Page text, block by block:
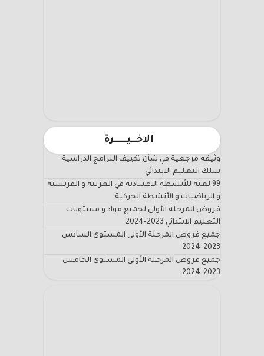
الاخـــيـــــــرة
وثيقة مرجعية في شأن تكييف البرامج الدراسية –
سلك التعليم الابتدائي
99 لعبة للأنشطة الاعتيادية في العربية و الفرنسية
و الرياضيات و الأنشطة الحركية
فروض المرحلة الأولى لجميع مواد و مستويات
التعليم الابتدائي 2023-2024
جميع فروض المرحلة الأولى المستوى السادس
2023-2024
جميع فروض المرحلة الأولى المستوى الخامس
2023-2024